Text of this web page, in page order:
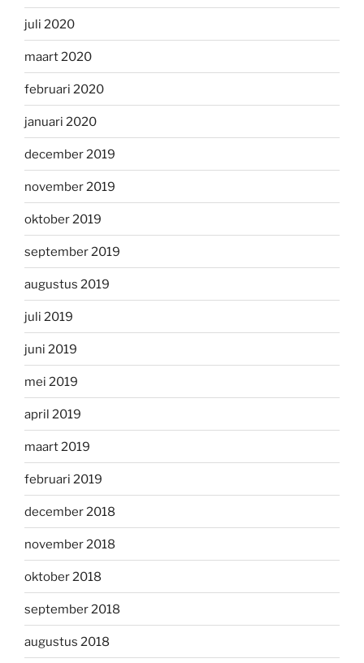
juli 2020
maart 2020
februari 2020
januari 2020
december 2019
november 2019
oktober 2019
september 2019
augustus 2019
juli 2019
juni 2019
mei 2019
april 2019
maart 2019
februari 2019
december 2018
november 2018
oktober 2018
september 2018
augustus 2018